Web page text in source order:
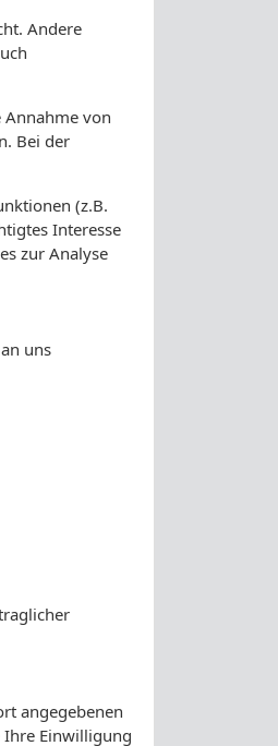
Andere
Annahme von
Bei der
(z.B.
Interesse
zur Analyse
uns
angegebenen
Ihre Einwilligung